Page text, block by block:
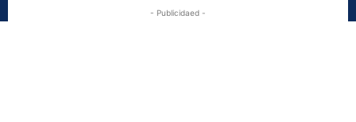
- Publicidaed -